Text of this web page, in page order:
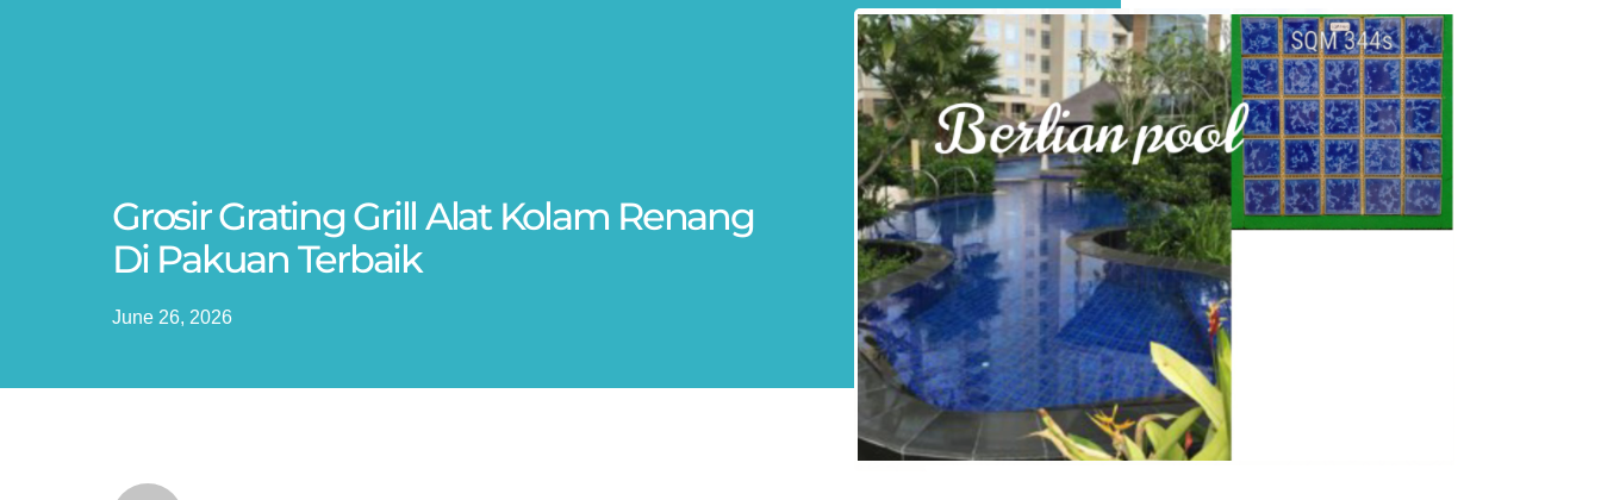
Grosir Grating Grill Alat Kolam Renang
Di Pakuan Terbaik
June 26, 2026